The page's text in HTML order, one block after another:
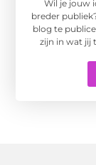
Wil je jouw
breder
blog te
zijn in wat jij